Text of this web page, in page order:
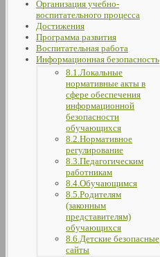
Организация учебно-
воспитательного процесса
Достижения
Программа развития
Воспитательная работа
Информационная безопасность
8.1.Локальные
нормативные акты в
сфере обеспечения
информационной
безопасности
обучающихся
8.2.Нормативное
регулирование
8.3.Педагогическим
работникам
8.4.Обучающимся
8.5.Родителям
(законным
представителям)
обучающихся
8.6.Детские безопасные
сайты